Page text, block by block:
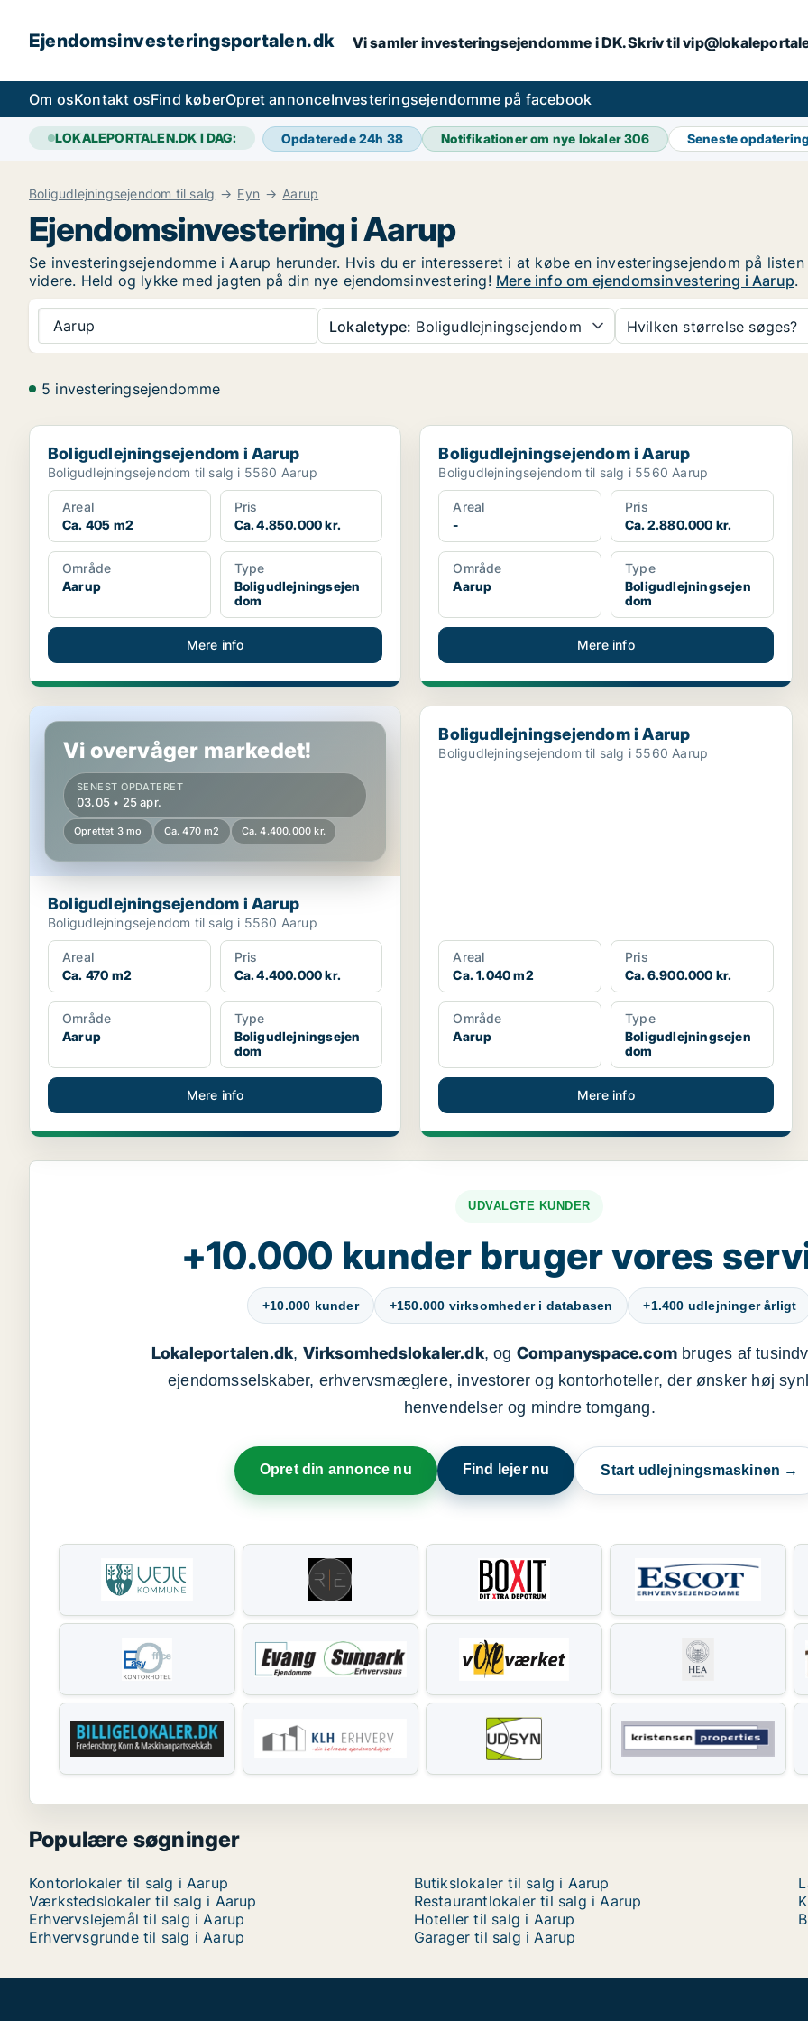
Ejendomsinvesteringsportalen.dk Vi samler investeringsejendomme i DK. Skriv til
Om osKontakt osFind køberOpret annonceInvesteringsejendomme på facebook
LOKALEPORTALEN.DK I DAG: Opdaterede 24h 38 Notifikationer om nye lokaler306 Seneste opdatering
Boligudlejningsejendom til salg Fyn Aarup
Ejendomsinvestering i Aarup
Se investeringsejendomme i Aarup herunder. Hvis du er interesseret i at købe en investeringsejendom på
videre. Held og lykke med jagten på din nye ejendomsinvestering! Mere info om ejendomsinvestering i Aarup.
Aarup Lokaletype: Boligudlejningsejendom Hvilken størrelse søges?
5 investeringsejendomme
Boligudlejningsejendom i Aarup
Boligudlejningsejendom i Aarup
Boligudlejningsejendom til salg i 5560 Aarup
Areal
Ca. 405 m2
Pris
Ca. 4.850.000 kr.
Område
Aarup
Type
Boligudlejningsejen
dom
Mere info
Boligudlejningsejendom i Aarup
Boligudlejningsejendom i Aarup
Boligudlejningsejendom til salg i 5560 Aarup
Areal
-
Pris
Ca. 2.880.000 kr.
Område
Aarup
Type
Boligudlejningsejen
dom
Mere info
Boligudlejningsejendom i Aarup
Vi overvåger markedet!
SENEST OPDATERET
03.05 • 25 apr.
Oprettet 3 mo Ca. 470 m2 Ca. 4.400.000 kr.
Boligudlejningsejendom i Aarup
Boligudlejningsejendom til salg i 5560 Aarup
Areal
Ca. 470 m2
Pris
Ca. 4.400.000 kr.
Område
Aarup
Type
Boligudlejningsejen
dom
Mere info
Boligudlejningsejendom i Aarup
Boligudlejningsejendom i Aarup
Boligudlejningsejendom til salg i 5560 Aarup
Areal
Ca. 1.040 m2
Pris
Ca. 6.900.000 kr.
Område
Aarup
Type
Boligudlejningsejen
dom
Mere info
UDVALGTE KUNDER
+10.000 kunder bruger vores
+10.000 kunder +150.000 virksomheder i databasen +1.400 udlejninger årligt
Lokaleportalen.dk, Virksomhedslokaler.dk, og Companyspace.combruges af
ejendomsselskaber, erhvervsmæglere, investorer og kontorhoteller, der ønsker høj
henvendelser og mindre tomgang.
Opret din annonce nu Find lejer nu Start udlejningsmaskinen →
Populære søgninger
Kontorlokaler til salg i Aarup Butikslokaler til salg i Aarup
Værkstedslokaler til salg i Aarup
Restaurantlokaler til salg i Aarup
Erhvervslejemål til salg i Aarup
Hoteller til salg i Aarup
Erhvervsgrunde til salg i Aarup
Garager til salg i Aarup